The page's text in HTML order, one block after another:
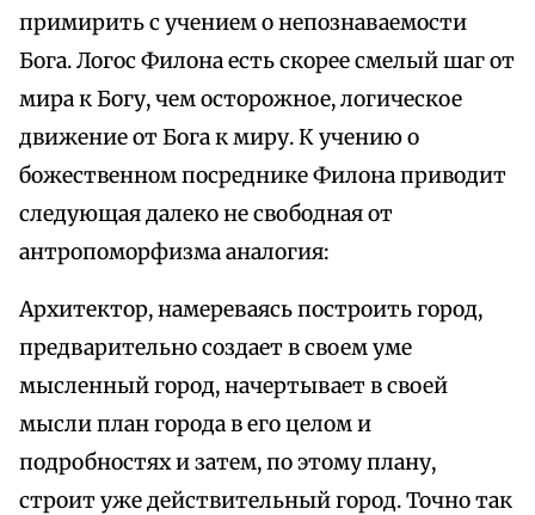
примирить с учением о непознаваемости
Бога. Логос Филона есть скорее смелый шаг от
мира к Богу, чем осторожное, логическое
движение от Бога к миру. К учению о
божественном посреднике Филона приводит
следующая далеко не свободная от
антропоморфизма аналогия:
Архитектор, намереваясь построить город,
предварительно создает в своем уме
мысленный город, начертывает в своей
мысли план города в его целом и
подробностях и затем, по этому плану,
строит уже действительный город. Точно так